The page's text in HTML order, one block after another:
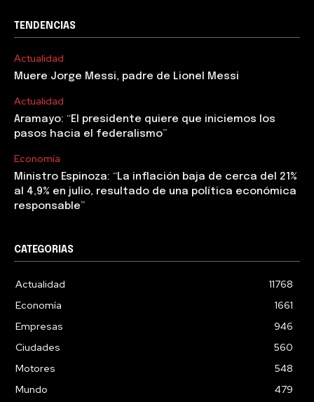
TENDENCIAS
Actualidad
Muere Jorge Messi, padre de Lionel Messi
Actualidad
Aramayo: “El presidente quiere que iniciemos los
pasos hacia el federalismo”
Economía
Ministro Espinoza: “La inflación baja de cerca del 21%
al 4,9% en julio, resultado de una política económica
responsable”
CATEGORIAS
Actualidad
11768
Economía
1661
Empresas
946
Ciudades
560
Motores
548
Mundo
479